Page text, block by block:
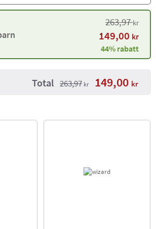
263,97kr
149,00 kr
44% rabatt
Total 263,97 kr 149,00 kr